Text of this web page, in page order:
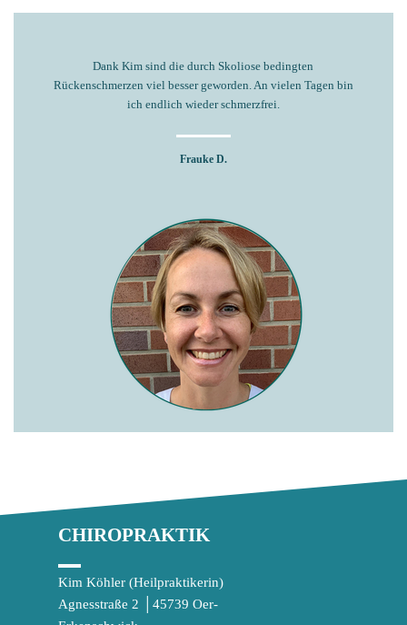
Dank Kim sind die durch Skoliose bedingten
Rückenschmerzen viel besser geworden. An vielen Tagen bin
ich endlich wieder schmerzfrei.
Frauke D.
CHIROPRAKTIK
Kim Köhler (Heilpraktikerin)
Agnesstraße 2 │45739 Oer-